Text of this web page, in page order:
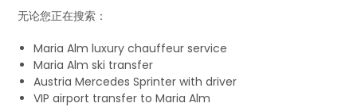
无论您正在搜索：
Maria Alm luxury chauffeur service
Maria Alm ski transfer
Austria Mercedes Sprinter with driver
VIP airport transfer to Maria Alm